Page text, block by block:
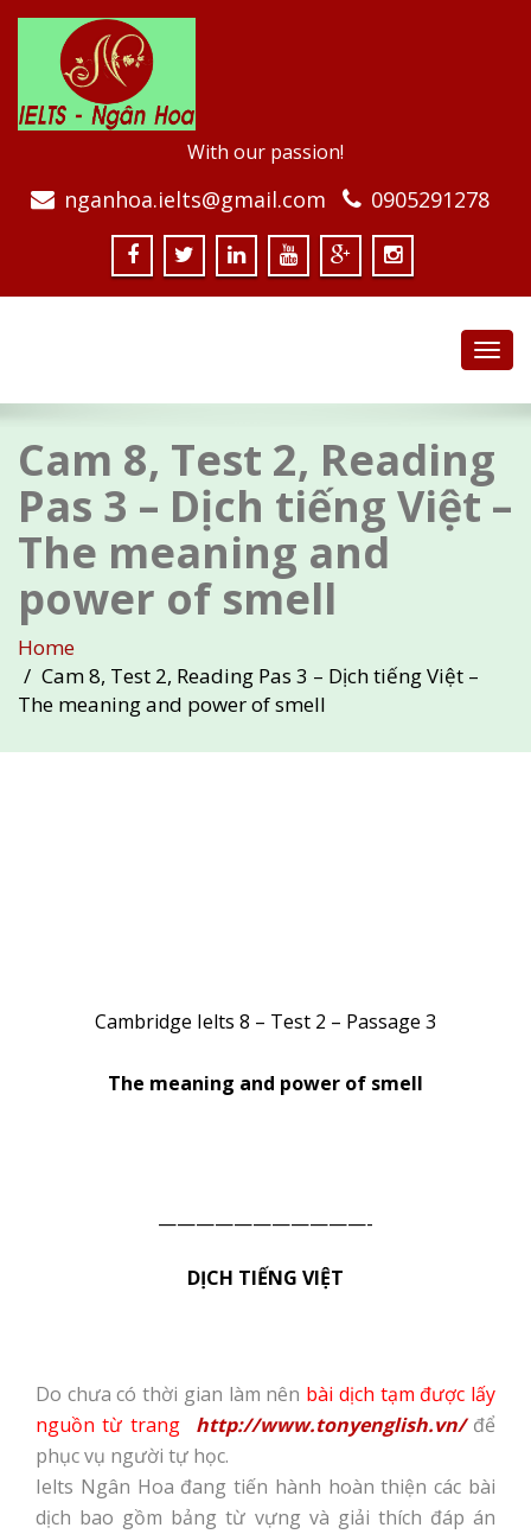
With our passion!
nganhoa.ielts@gmail.com 0905291278
Cam 8, Test 2, Reading
Pas 3 – Dịch tiếng Việt –
The meaning and
power of smell
Home
Cam 8, Test 2, Reading Pas 3 – Dịch tiếng Việt –
The meaning and power of smell
Cambridge Ielts 8 – Test 2 – Passage 3
The meaning and power of smell
———————————-
DỊCH TIẾNG VIỆT
Do chưa có thời gian làm nên bài dịch tạm được lấy
nguồn từ trang
http://www.tonyenglish.vn/để
phục vụ người tự học.
Ielts Ngân Hoa đang tiến hành hoàn thiện các bài
dịch bao gồm bảng từ vựng và giải thích đáp án